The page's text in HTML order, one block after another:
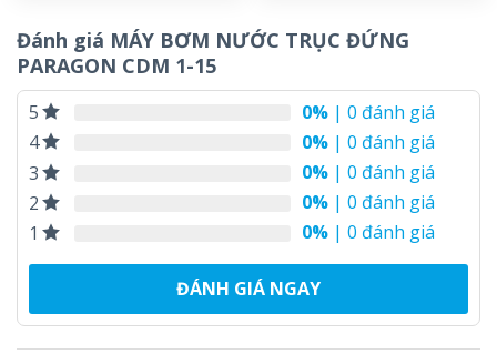
Đánh giá MÁY BƠM NƯỚC TRỤC ĐỨNG
PARAGON CDM 1-15
5 0% | 0 đánh giá
4
0% | 0 đánh giá
3
0% | 0 đánh giá
2
0% | 0 đánh giá
1
0% | 0 đánh giá
ĐÁNH GIÁ NGAY